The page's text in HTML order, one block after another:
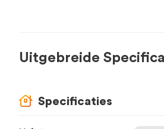
Uitgebreide
Specificaties